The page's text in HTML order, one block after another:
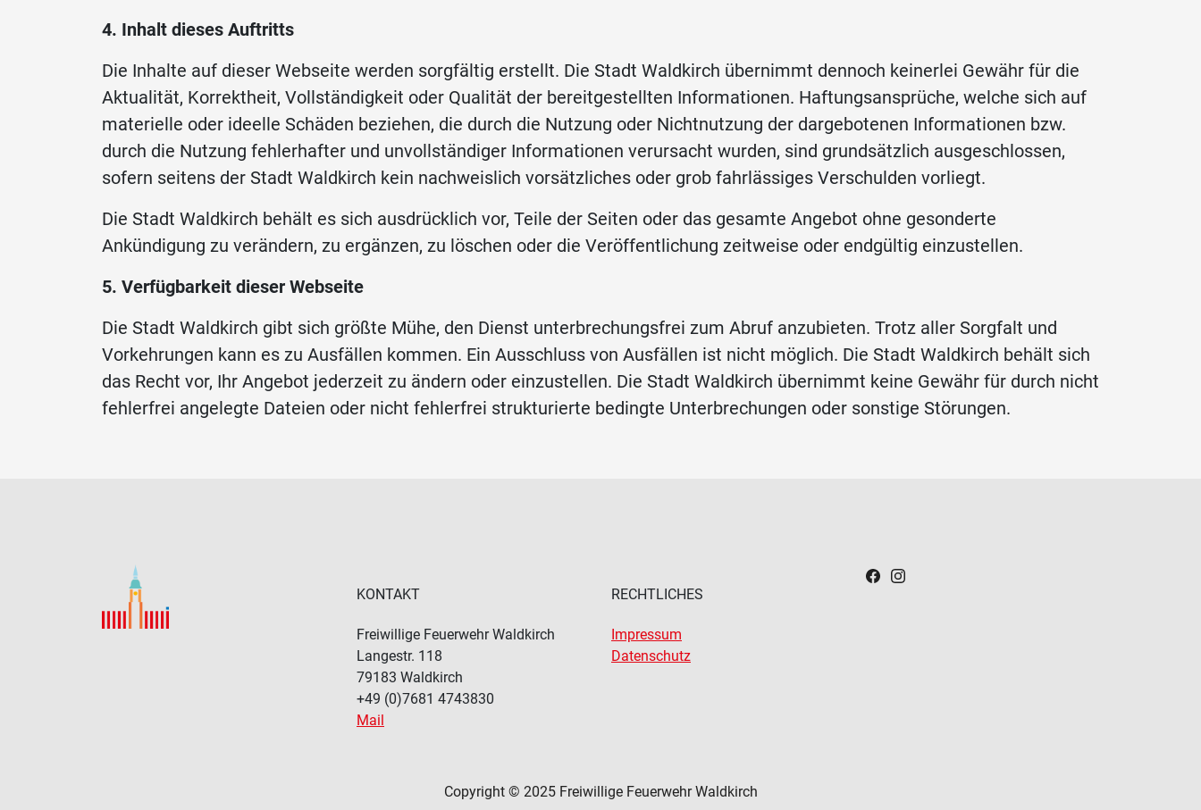
4. Inhalt dieses Auftritts
Die Inhalte auf dieser Webseite werden sorgfältig erstellt. Die Stadt Waldkirch übernimmt dennoch keinerlei Gewähr für die
Aktualität, Korrektheit, Vollständigkeit oder Qualität der bereitgestellten Informationen. Haftungsansprüche, welche sich auf
materielle oder ideelle Schäden beziehen, die durch die Nutzung oder Nichtnutzung der dargebotenen Informationen bzw.
durch die Nutzung fehlerhafter und unvollständiger Informationen verursacht wurden, sind grundsätzlich ausgeschlossen,
sofern seitens der Stadt Waldkirch kein nachweislich vorsätzliches oder grob fahrlässiges Verschulden vorliegt.
Die Stadt Waldkirch behält es sich ausdrücklich vor, Teile der Seiten oder das gesamte Angebot ohne gesonderte
Ankündigung zu verändern, zu ergänzen, zu löschen oder die Veröffentlichung zeitweise oder endgültig einzustellen.
5. Verfügbarkeit dieser Webseite
Die Stadt Waldkirch gibt sich größte Mühe, den Dienst unterbrechungsfrei zum Abruf anzubieten. Trotz aller Sorgfalt und
Vorkehrungen kann es zu Ausfällen kommen. Ein Ausschluss von Ausfällen ist nicht möglich. Die Stadt Waldkirch behält sich
das Recht vor, Ihr Angebot jederzeit zu ändern oder einzustellen. Die Stadt Waldkirch übernimmt keine Gewähr für durch nicht
fehlerfrei angelegte Dateien oder nicht fehlerfrei strukturierte bedingte Unterbrechungen oder sonstige Störungen.
KONTAKT
Freiwillige Feuerwehr Waldkirch
Langestr. 118
79183 Waldkirch
+49 (0)7681 4743830
Mail
RECHTLICHES
Impressum
Datenschutz
Copyright © 2025 Freiwillige Feuerwehr Waldkirch